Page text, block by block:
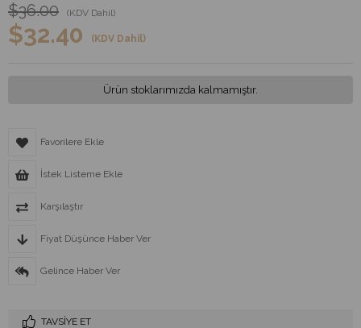
$36.00 (KDV Dahil)
$32.40 (KDV Dahil)
Ürün stoklarımızda kalmamıştır.
Favorilere Ekle
İstek Listeme Ekle
Karşılaştır
Fiyat Düşünce Haber Ver
Gelince Haber Ver
TAVSIYE ET